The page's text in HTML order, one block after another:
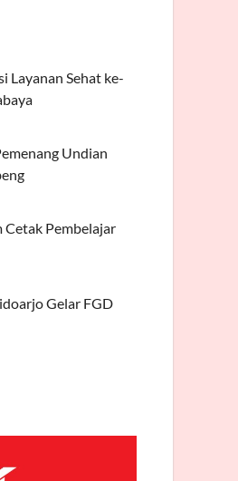
Layanan Sehat ke-
Undian
Cetak Pembelajar
Gelar FGD